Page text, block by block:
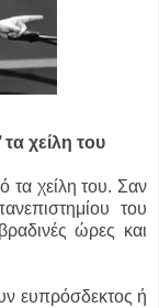
χείλη του
τα χείλη του. Σαν
του
ώρες και
ευπρόσδεκτος ή